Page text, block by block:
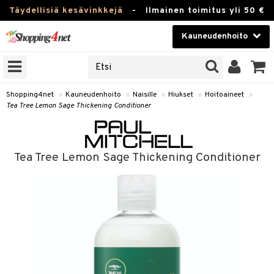
Täydellisiä kesävinkkejä - Ilmainen toimitus yli 50 €
Kauneudenhoito
Kauneudenhoito
Piilolinssit
Fitness
Shopping4net » Kauneudenhoito » Naisille » Hiukset » Hoitoaineet »
Tea Tree Lemon Sage Thickening Conditioner
Tea Tree Lemon Sage Thickening Conditioner